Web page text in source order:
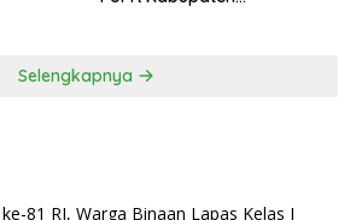
Selengkapnya